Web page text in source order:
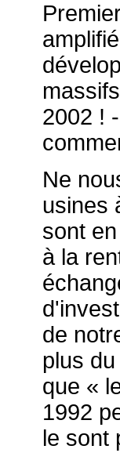
2002 !
Ne
usines
sont
à la
de
plus
que «
1992
le sont